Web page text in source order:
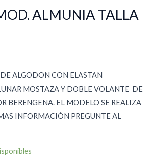
ALMUNIA TALLA
ALGODON CON ELASTAN
MOSTAZA Y DOBLE VOLANTE DE
BERENGENA. EL MODELO SE REALIZA
INFORMACIÓN PREGUNTE AL